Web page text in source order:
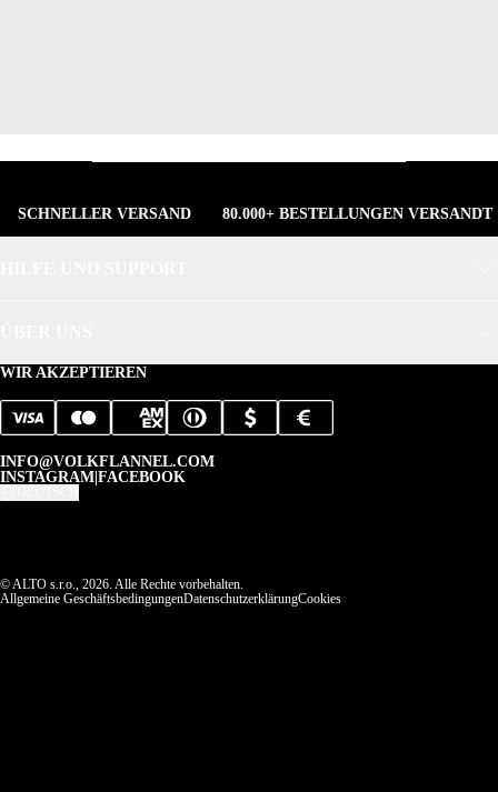
SCHNELLER VERSAND 80.000+ BESTELLUNGEN VERSANDT
WIR AKZEPTIEREN
INFO@VOLKFLANNEL.COM
INSTAGRAM FACEBOOK
© ALTO s.r.o., 2026. Alle Rechte vorbehalten.
Allgemeine GeschäftsbedingungenDatenschutzerklärungCookies